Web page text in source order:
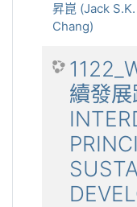
昇崑 (Jack S.K.
Chang)
續發